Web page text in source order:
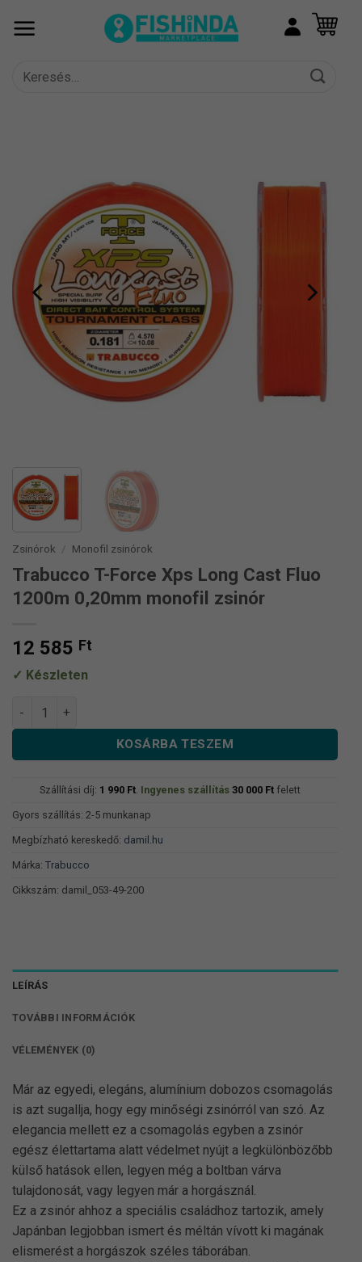
Keresés
Zsinórok / Monofil zsinórok
Trabucco T-Force Xps Long Cast Fluo
1200m 0,20mm monofil zsinór
12 585 Ft
Készleten
Trabucco T-Force Xps Long Cast Fluo 1200m 0,20mm
KOSÁRBA TESZEM
Szállítási díj: 1 990 Ft. Ingyenes szállítás 30 000 Ftfelett
Gyors szállítás: 2-5 munkanap
Megbízható kereskedő: damil.hu
Márka: Trabucco
Cikkszám: damil_053-49-200
LEÍRÁS
TOVÁBBI INFORMÁCIÓK
VÉLEMÉNYEK (0)
Már az egyedi, elegáns, alumínium dobozos csomagolás
is azt sugallja, hogy egy minőségi zsinórról van szó. Az
elegancia mellett ez a csomagolás egyben a zsinór
egész élettartama alatt védelmet nyújt a legkülönbözőbb
külső hatások ellen, legyen még a boltban várva
tulajdonosát, vagy legyen már a horgásznál.
Ez a zsinór ahhoz a speciális családhoz tartozik, amely
Japánban legjobban ismert és méltán vívott ki magának
elismerést a horgászok széles táborában.